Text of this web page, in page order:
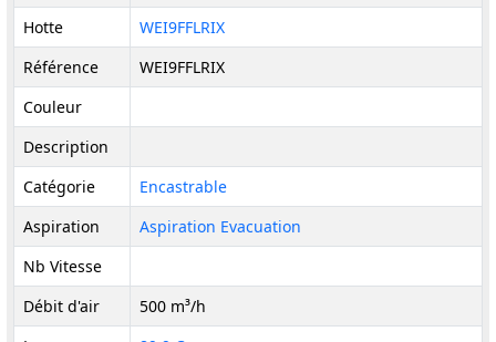
Hotte
WEI9FFLRIX
Référence
WEI9FFLRIX
Couleur
Description
Catégorie
Encastrable
Aspiration
Aspiration Evacuation
Nb Vitesse
Débit d'air
500 m³/h